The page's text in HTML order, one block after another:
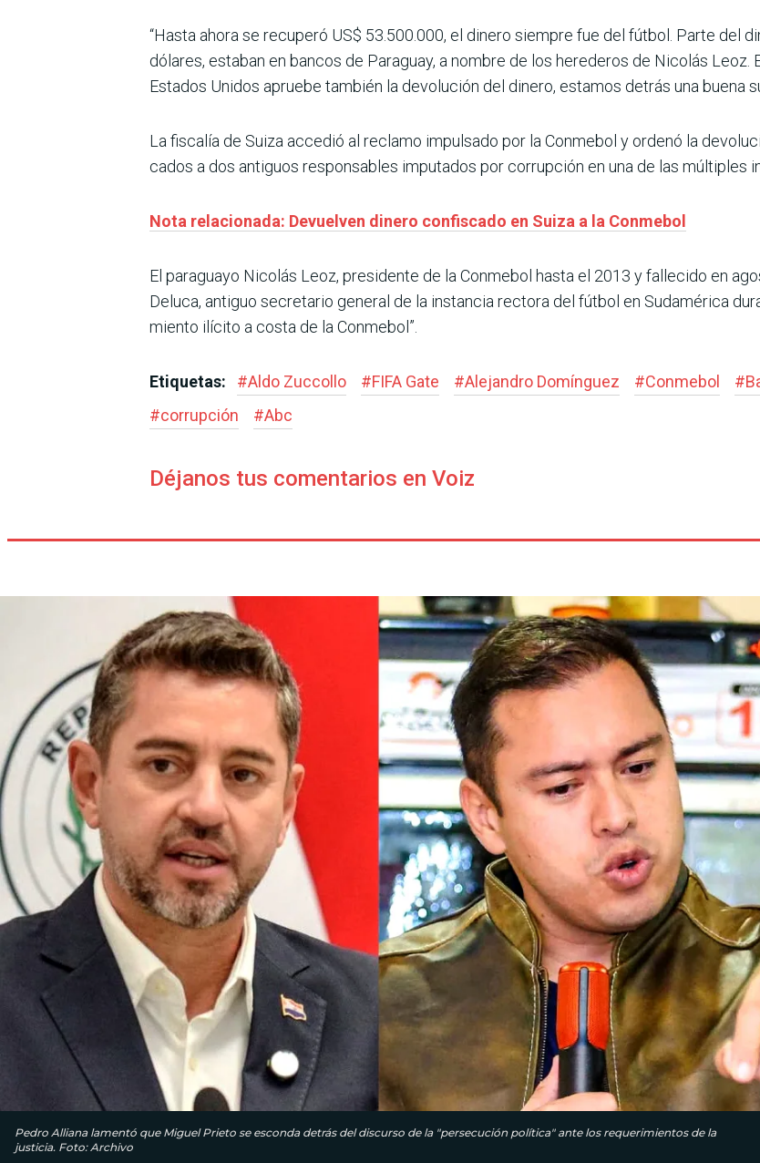
“Hasta ahora se recuperó US$ 53.500.000, el dinero siempre fue del fútbol. Parte del
dólares, estaban en bancos de Paraguay, a nombre de los herederos de Nicolás
Estados Unidos apruebe también la devolución del dinero, estamos detrás una buena
La fisca­lía de Suiza accedió al reclamo impulsado por la Conmebol y ordenó la
cados a dos antiguos responsa­bles imputados por corrupción en una de las múltiples
Nota relacionada: Devuelven dinero confiscado en Suiza a la Conmebol
El paraguayo Nicolás Leoz, pre­sidente de la Conmebol hasta el 2013 y fallecido en
Deluca, antiguo secretario general de la ins­tancia rectora del fútbol en Sudamérica
miento ilícito a costa de la Conmebol”.
Etiquetas: #Aldo Zuccollo #FIFA Gate #Alejandro Domínguez #Conmebol #
#corrupción #Abc
Déjanos tus comentarios en Voiz
Pedro Alliana lamentó que Miguel Prieto se esconda detrás del discurso de la "persecución política" ante los requerimientos de la
justicia. Foto: Archivo